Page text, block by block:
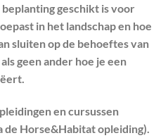
geschikt is voor
in het landschap en hoe
sluiten op de behoeftes van
geen ander hoe je een
en cursussen
Horse&Habitat opleiding).